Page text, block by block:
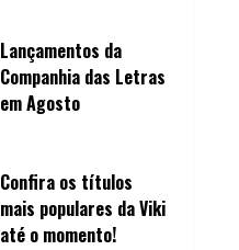
Lançamentos da
Companhia das Letras
em Agosto
Confira os títulos
mais populares da Viki
até o momento!